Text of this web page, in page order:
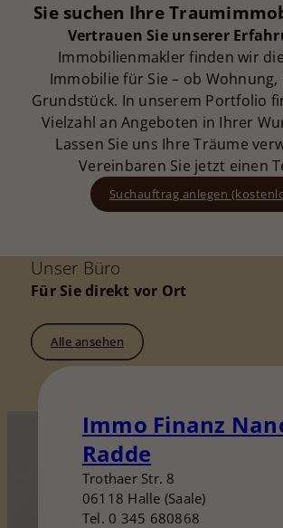
Sie suchen Ihre
Vertrauen Sie unserer
Immobilienmakler finden wir
Immobilie für Sie – ob Wohnung,
Grundstück. In unserem Portfolio
Vielzahl an Angeboten in Ihrer
Lassen Sie uns Ihre Träume
Vereinbaren Sie jetzt einen
Suchauftrag anlegen
Unser Büro
Für Sie direkt vor Ort
Alle ansehen
Immo Finanz
Radde
Trothaer Str. 8
06118 Halle (Saale)
Tel. 0 345 680868